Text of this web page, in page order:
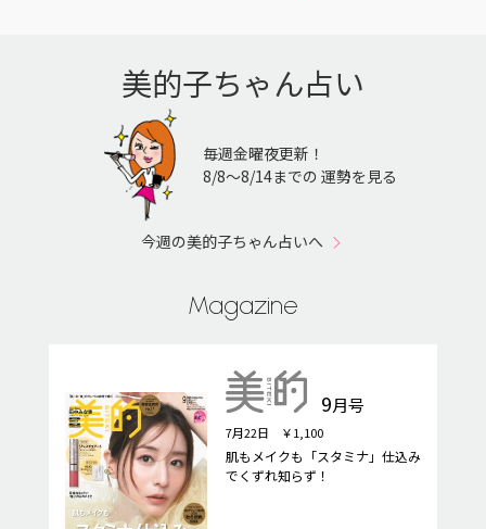
美的子ちゃん占い
毎週金曜夜更新！
8/8〜8/14までの 運勢を見る
今週の美的子ちゃん占いへ
Magazine
9月号
7月22日 ￥1,100
肌もメイクも「スタミナ」仕込み
でくずれ知らず！